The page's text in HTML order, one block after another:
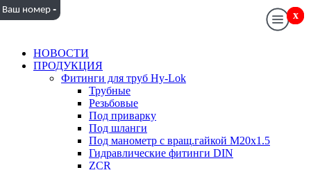
НОВОСТИ
ПРОДУКЦИЯ
Фитинги для труб Hy-Lok
Трубные
Резьбовые
Под приварку
Под шланги
Под манометр с вращ.гайкой M20x1.5
Гидравлические фитинги DIN
ZCR
x
Ваш номер - x